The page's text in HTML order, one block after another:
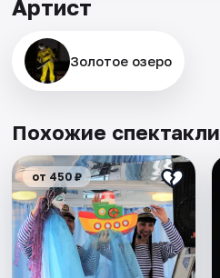
Артист
Золотое озеро
Похожие спектакли
от 450 ₽